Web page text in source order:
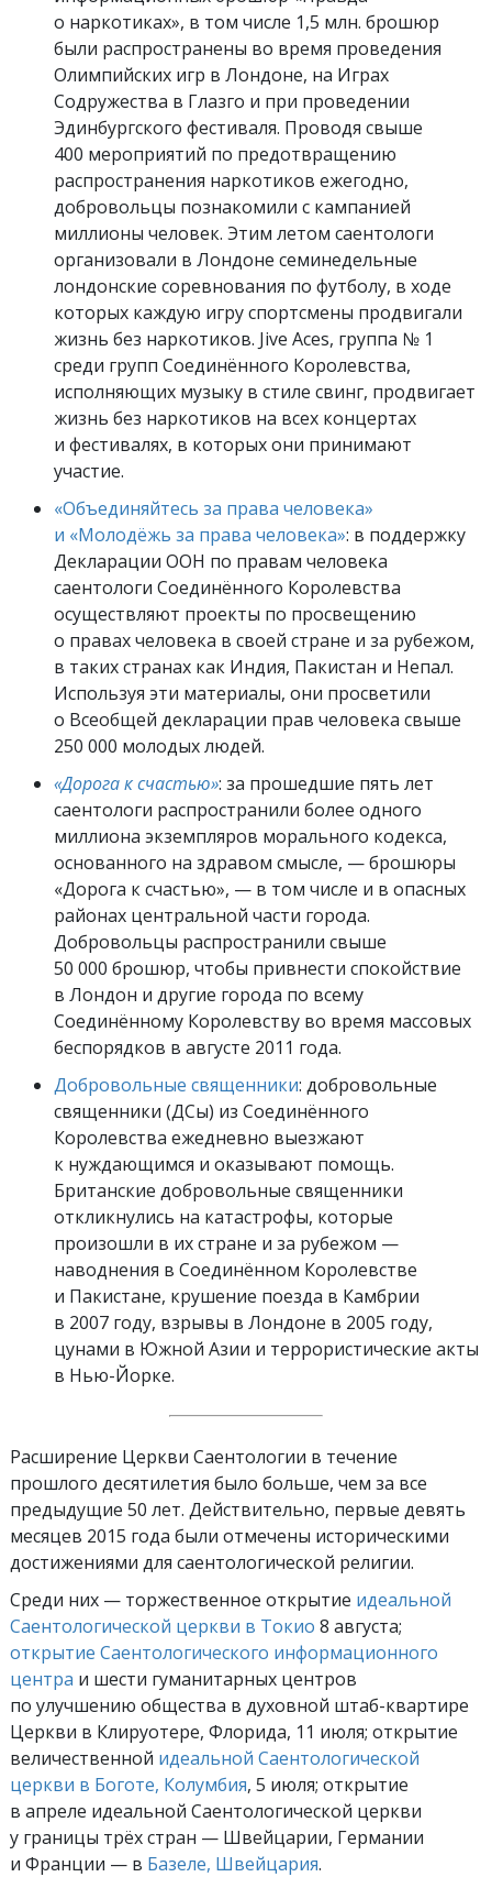
о наркотиках», в том числе 1,5 млн. брошюр
были распространены во время проведения
Олимпийских игр в Лондоне, на Играх
Содружества в Глазго и при проведении
Эдинбургского фестиваля. Проводя свыше
400 мероприятий по предотвращению
распространения наркотиков ежегодно,
добровольцы познакомили с кампанией
миллионы человек. Этим летом саентологи
организовали в Лондоне семинедельные
лондонские соревнования по футболу, в ходе
которых каждую игру спортсмены продвигали
жизнь без наркотиков. Jive Aces, группа № 1
среди групп Соединённого Королевства,
исполняющих музыку в стиле свинг, продвигает
жизнь без наркотиков на всех концертах
и фестивалях, в которых они принимают
участие.
«Объединяйтесь за права человека»
и «Молодёжь за права человека»: в поддержку
Декларации ООН по правам человека
саентологи Соединённого Королевства
осуществляют проекты по просвещению
о правах человека в своей стране и за рубежом,
в таких странах как Индия, Пакистан и Непал.
Используя эти материалы, они просветили
о Всеобщей декларации прав человека свыше
250 000 молодых людей.
«Дорога к счастью»: за прошедшие пять лет
саентологи распространили более одного
миллиона экземпляров морального кодекса,
основанного на здравом смысле, — брошюры
«Дорога к счастью», — в том числе и в опасных
районах центральной части города.
Добровольцы распространили свыше
50 000 брошюр, чтобы привнести спокойствие
в Лондон и другие города по всему
Соединённому Королевству во время массовых
беспорядков в августе 2011 года.
Добровольные священники: добровольные
священники (ДСы) из Соединённого
Королевства ежедневно выезжают
к нуждающимся и оказывают помощь.
Британские добровольные священники
откликнулись на катастрофы, которые
произошли в их стране и за рубежом —
наводнения в Соединённом Королевстве
и Пакистане, крушение поезда в Камбрии
в 2007 году, взрывы в Лондоне в 2005 году,
цунами в Южной Азии и террористические акты
в Нью-Йорке.
Расширение Церкви Саентологии в течение
прошлого десятилетия было больше, чем за все
предыдущие 50 лет. Действительно, первые девять
месяцев 2015 года были отмечены историческими
достижениями для саентологической религии.
Среди них — торжественное открытие идеальной
Саентологической церкви в Токио 8 августа;
открытие Саентологического информационного
центра и шести гуманитарных центров
по улучшению общества в духовной штаб-квартире
Церкви в Клируотере, Флорида, 11 июля; открытие
величественной идеальной Саентологической
церкви в Боготе, Колумбия, 5 июля; открытие
в апреле идеальной Саентологической церкви
у границы трёх стран — Швейцарии, Германии
и Франции — в Базеле, Швейцария.